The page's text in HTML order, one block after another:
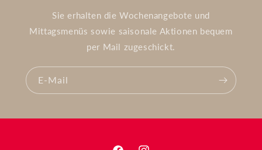
Sie erhalten die Wochenangebote und
Mittagsmenüs sowie saisonale Aktionen bequem
per Mail zugeschickt.
E-Mail